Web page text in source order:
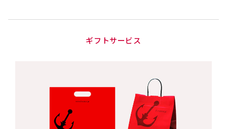
ギフトサービス